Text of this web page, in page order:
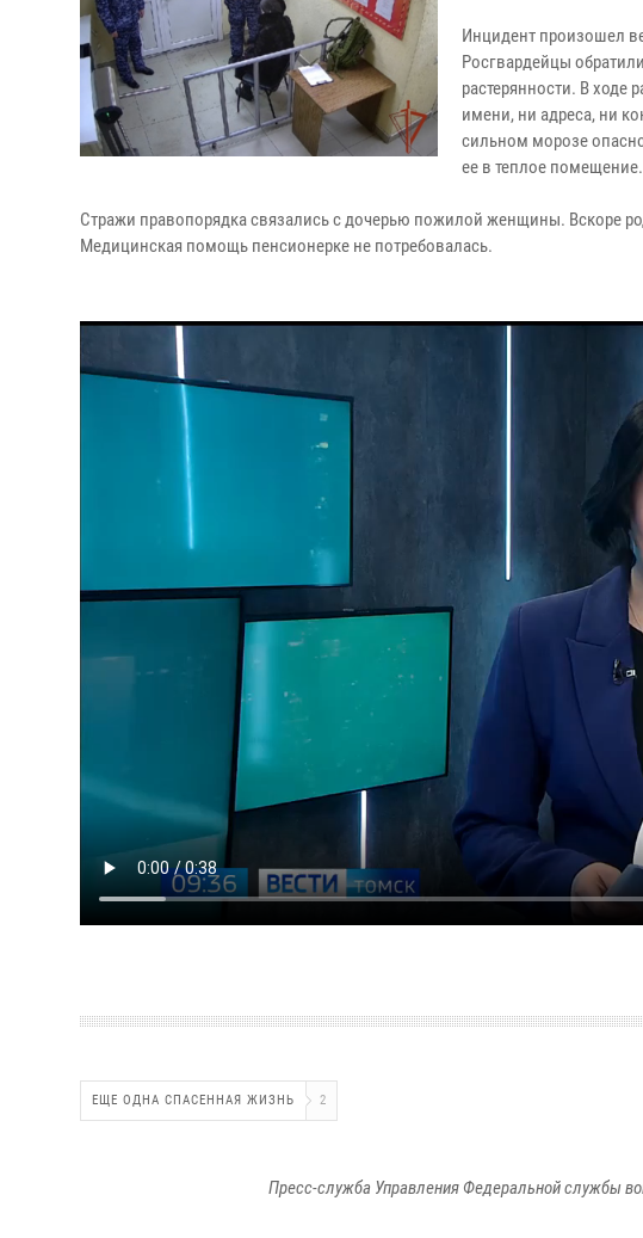
Инцидент произошел
Росгвардейцы
растерянности. В
имени, ни адреса, ни
сильном морозе
ее в теплое помещение.
Стражи правопорядка связались с дочерью пожилой женщины. Вскоре
Медицинская помощь пенсионерке не потребовалась.
ЕЩЕ ОДНА СПАСЕННАЯ ЖИЗНЬ 2
Пресс-служба Управления Федеральной службы